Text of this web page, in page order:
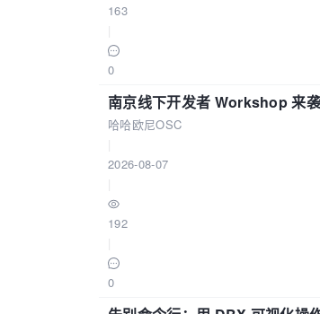
163
0
南京线下开发者 Workshop 来
哈哈欧尼OSC
2026-08-07
192
0